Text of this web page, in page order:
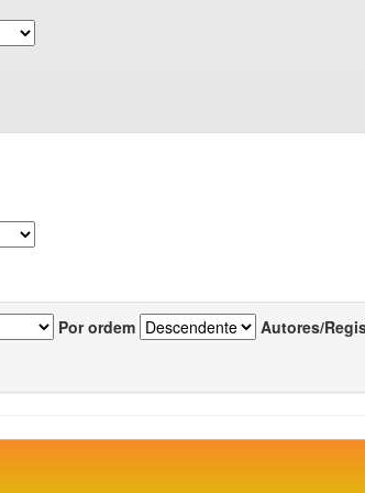
Por ordem Autores/